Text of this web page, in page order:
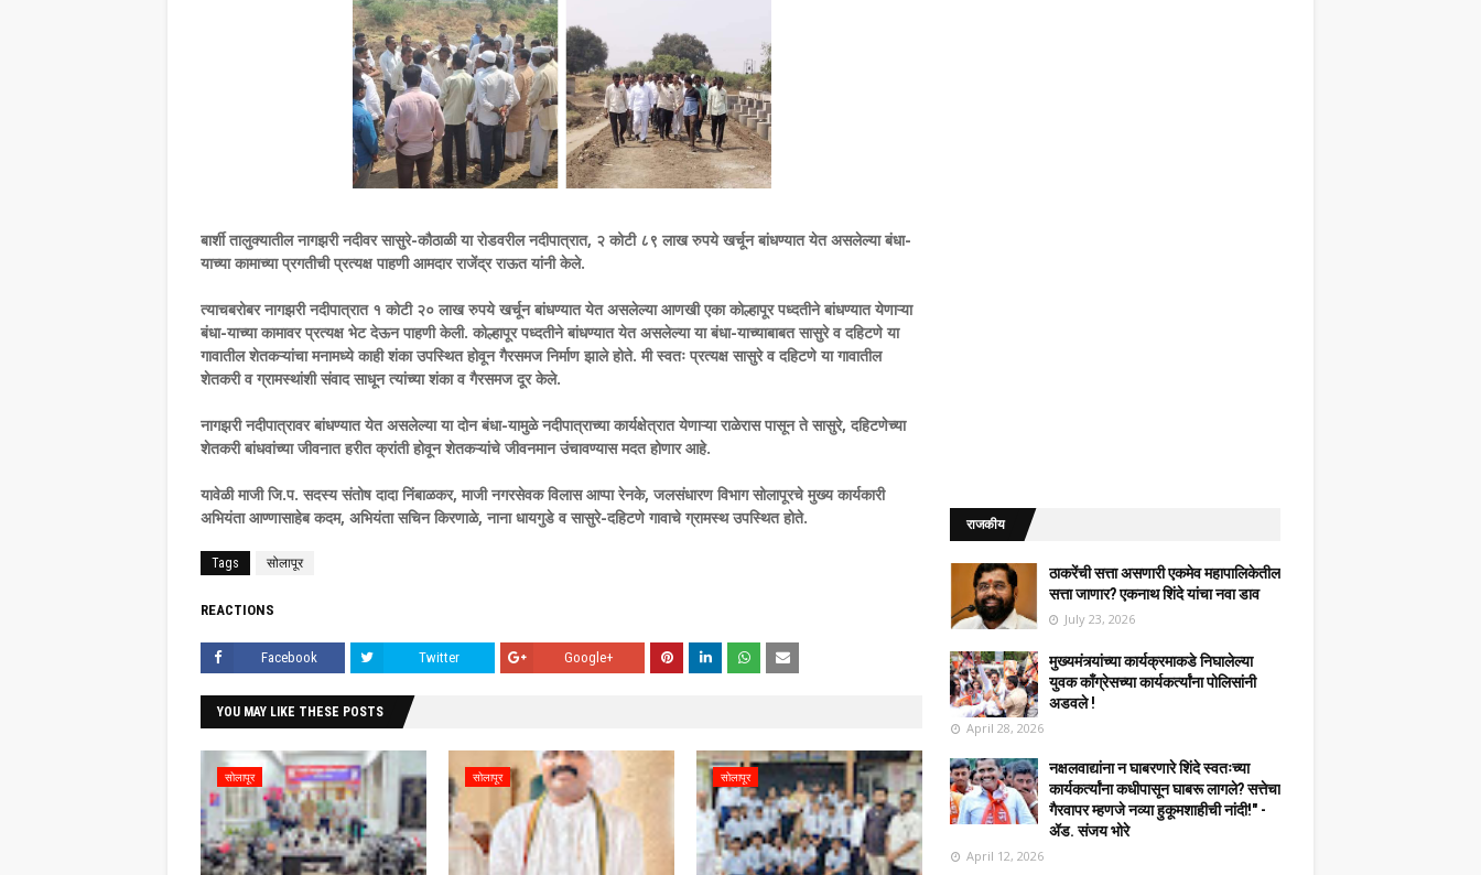
बार्शी तालुक्यातील नागझरी नदीवर सासुरे-कौठाळी या रोडवरील नदीपात्रात, २ कोटी ८९ लाख रुपये खर्चून बांधण्यात येत असलेल्या बंधा-
याच्या कामाच्या प्रगतीची प्रत्यक्ष पाहणी आमदार राजेंद्र राऊत यांनी केले.
त्याचबरोबर नागझरी नदीपात्रात १ कोटी २० लाख रुपये खर्चून बांधण्यात येत असलेल्या आणखी एका कोल्हापूर पध्दतीने बांधण्यात येणाऱ्या
बंधा-याच्या कामावर प्रत्यक्ष भेट देऊन पाहणी केली. कोल्हापूर पध्दतीने बांधण्यात येत असलेल्या या बंधा-याच्याबाबत सासुरे व दहिटणे या
गावातील शेतकऱ्यांचा मनामध्ये काही शंका उपस्थित होवून गैरसमज निर्माण झाले होते. मी स्वतः प्रत्यक्ष सासुरे व दहिटणे या गावातील
शेतकरी व ग्रामस्थांशी संवाद साधून त्यांच्या शंका व गैरसमज दूर केले.
नागझरी नदीपात्रावर बांधण्यात येत असलेल्या या दोन बंधा-यामुळे नदीपात्राच्या कार्यक्षेत्रात येणाऱ्या राळेरास पासून ते सासुरे, दहिटणेच्या
शेतकरी बांधवांच्या जीवनात हरीत क्रांती होवून शेतकऱ्यांचे जीवनमान उंचावण्यास मदत होणार आहे.
यावेळी माजी जि.प. सदस्य संतोष दादा निंबाळकर, माजी नगरसेवक विलास आप्पा रेनके, जलसंधारण विभाग सोलापूरचे मुख्य कार्यकारी
अभियंता आण्णासाहेब कदम, अभियंता सचिन किरणाळे, नाना धायगुडे व सासुरे-दहिटणे गावाचे ग्रामस्थ उपस्थित होते.
Tags सोलापूर
REACTIONS
Facebook Twitter Google+
YOU MAY LIKE THESE POSTS
सोलापूर सोलापूर सोलापूर
राजकीय
ठाकरेंची सत्ता असणारी एकमेव महापालिकेतील
सत्ता जाणार? एकनाथ शिंदे यांचा नवा डाव
July 23, 2026
मुख्यमंत्र्यांच्या कार्यक्रमाकडे निघालेल्या
युवक काँग्रेसच्या कार्यकर्त्यांना पोलिसांनी
अडवले !
April 28, 2026
नक्षलवाद्यांना न घाबरणारे शिंदे स्वतःच्या
कार्यकर्त्यांना कधीपासून घाबरू लागले? सत्तेचा
गैरवापर म्हणजे नव्या हुकूमशाहीची नांदी!" -
ॲड. संजय भोरे
April 12, 2026